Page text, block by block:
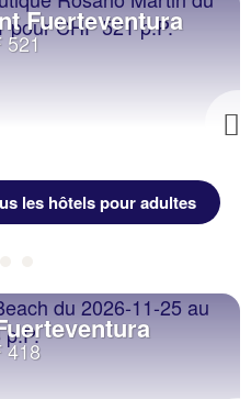
Fuerteventura
521
les hôtels pour adultes
418